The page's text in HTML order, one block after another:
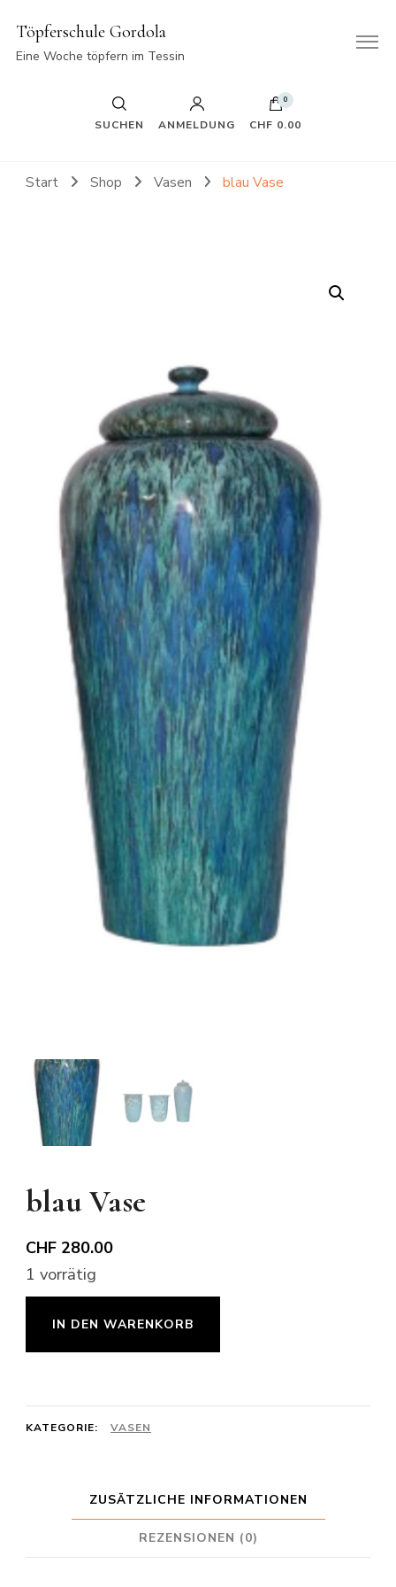
Töpferschule Gordola
Eine Woche töpfern im Tessin
SUCHEN ANMELDUNG
0
CHF 0.00
Start Shop Vasen blau Vase
blau Vase
CHF 280.00
1 vorrätig
IN DEN WARENKORB
KATEGORIE: VASEN
ZUSÄTZLICHE INFORMATIONEN
REZENSIONEN (0)